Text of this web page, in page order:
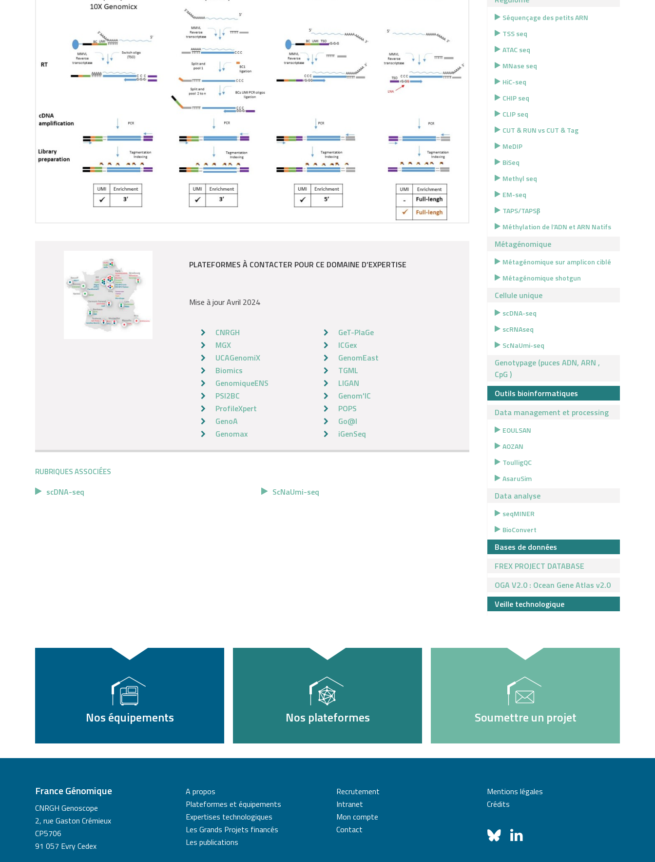
PLATEFORMES À CONTACTER POUR CE DOMAINE D’EXPERTISE
Mise à jour Avril 2024
CNRGH
GeT-PlaGe
MGX
ICGex
UCAGenomiX
GenomEast
Biomics
TGML
GenomiqueENS
LIGAN
PSI2BC
Genom'IC
ProfileXpert
POPS
GenoA
Go@l
Genomax
iGenSeq
RUBRIQUES ASSOCIÉES
scDNA-seq ScNaUmi-seq
Séquençage des petits ARN
TSS seq
ATAC seq
MNase seq
HiC-seq
CHIP seq
CLIP seq
CUT & RUN vs CUT & Tag
MeDIP
BiSeq
Methyl seq
EM-seq
TAPS/TAPSβ
Méthylation de l’ADN et ARN Natifs
Métagénomique
Métagénomique sur amplicon ciblé
Métagénomique shotgun
Cellule unique
scDNA-seq
scRNAseq
ScNaUmi-seq
Genotypage (puces ADN, ARN ,
CpG )
Outils bioinformatiques
Data management et processing
EOULSAN
AOZAN
ToulligQC
AsaruSim
Data analyse
seqMINER
BioConvert
Bases de données
FREX PROJECT DATABASE
OGA V2.0 : Ocean Gene Atlas v2.0
Veille technologique
Nos équipements Nos plateformes Soumettre un projet
France Génomique
CNRGH Genoscope
2, rue Gaston Crémieux
CP5706
91 057 Evry Cedex
A propos
Plateformes et équipements
Expertises technologiques
Les Grands Projets financés
Les publications
Recrutement
Intranet
Mon compte
Contact
Mentions légales
Crédits